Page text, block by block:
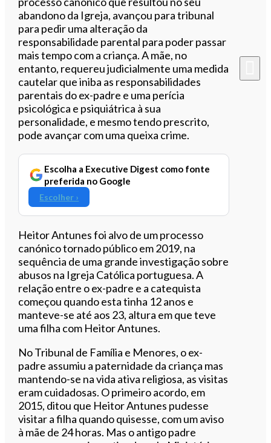
abandono da Igreja, avançou para tribunal
para pedir uma alteração da
responsabilidade parental para poder passar
mais tempo com a criança. A mãe, no
entanto, requereu judicialmente uma medida
cautelar que iniba as responsabilidades
parentais do ex-padre e uma perícia
psicológica e psiquiátrica à sua
personalidade, e mesmo tendo prescrito,
pode avançar com uma queixa crime.
Escolha a Executive Digest como fonte
preferida no Google
Escolher ›
Heitor Antunes foi alvo de um processo
canónico tornado público em 2019, na
sequência de uma grande investigação sobre
abusos na Igreja Católica portuguesa. A
relação entre o ex-padre e a catequista
começou quando esta tinha 12 anos e
manteve-se até aos 23, altura em que teve
uma filha com Heitor Antunes.
No Tribunal de Família e Menores, o ex-
padre assumiu a paternidade da criança mas
mantendo-se na vida ativa religiosa, as visitas
eram cuidadosas. O primeiro acordo, em
2015, ditou que Heitor Antunes pudesse
visitar a filha quando quisesse, com um aviso
à mãe de 24 horas. Mas o antigo padre